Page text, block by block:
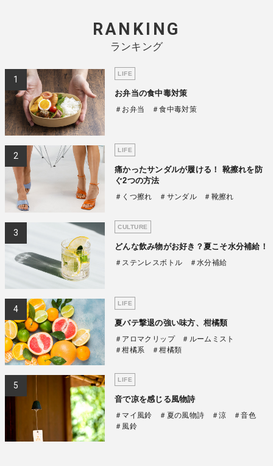
RANKING
ランキング
LIFE
お弁当の食中毒対策
＃お弁当 ＃食中毒対策
LIFE
痛かったサンダルが履ける！ 靴擦れを防
ぐ2つの方法
＃くつ擦れ ＃サンダル ＃靴擦れ
CULTURE
どんな飲み物がお好き？夏こそ水分補給！
＃ステンレスボトル ＃水分補給
LIFE
夏バテ撃退の強い味方、柑橘類
＃アロマクリップ
＃ルームミスト
＃柑橘系
＃柑橘類
LIFE
音で凉を感じる風物詩
＃マイ風鈴 ＃夏の風物詩 ＃涼
＃音色
＃風鈴